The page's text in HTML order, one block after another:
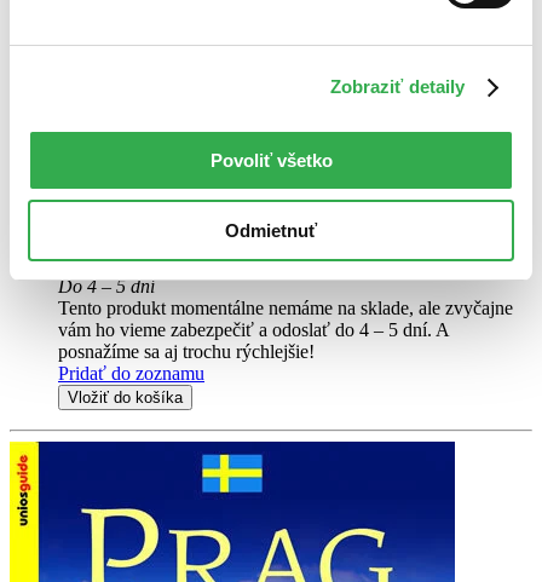
Zobraziť detaily
Povoliť všetko
Odmietnuť
Plány měst z této ediční řady mají praktický formát, takže se vejdou
například o místních pamětihodnostech, kulturní nabídce, nejlepších
místech pro nakupování, noční zábavu...
8,50 €
Do 4 – 5 dní
Tento produkt momentálne nemáme na sklade, ale zvyčajne
vám ho vieme zabezpečiť a odoslať do 4 – 5 dní. A
posnažíme sa aj trochu rýchlejšie!
Pridať do zoznamu
Vložiť do košíka